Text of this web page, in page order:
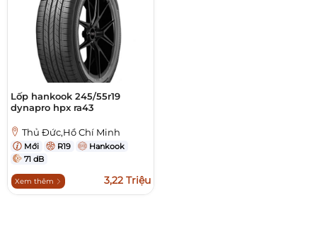
Lốp hankook 245/55r19
dynapro hpx ra43
Thủ Đức,Hồ Chí Minh
Mới R19
Hankook
71 dB
Xem thêm 3,22 Triệu